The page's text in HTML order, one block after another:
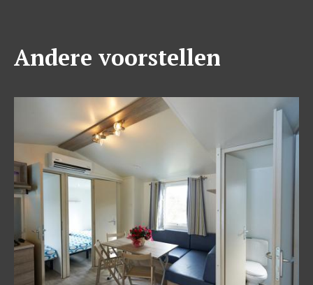
Andere voorstellen